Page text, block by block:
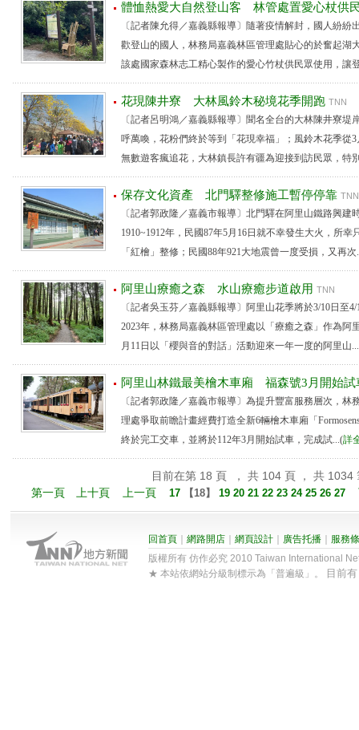
體恤熱愛大自然登山客 林管處置愛心杖供
〔記者陳允得／嘉義縣報導〕隨著疫情解封，國人紛紛
歡登山的國人，林務局嘉義林區管理處貼心的於奮起湖
該處國家森林志工精心製作的愛心竹杖供民眾使用，讓
花現陳井寮 大林風鈴木秘境花季開跑 TNN
〔記者呂明鴻／嘉義縣報導〕聞名全台的大林陳井寮堤
呼萬喚，花粉們終於等到「花現幸福」；風鈴木花季從
無數遊客瘋追花，大林鎮長許有疆為迎接到訪民眾，特
保存文化資產 北門驛整修施工暫停停靠 TNN
〔記者郭政隆／嘉義市報導〕北門驛在阿里山鐵路興建
1910~1912年，民國87年5月16日就不幸發生大火，所
「紅檜」整修；民國88年921大地震曾一度受損，又再次
阿里山療癒之森 水山療癒步道啟用 TNN
〔記者吳玉芬／嘉義縣報導〕阿里山花季將於3/10日至
2023年，林務局嘉義林區管理處以「療癒之森」作為阿
月11日以「櫻與音的對話」活動迎來一年一度的阿里山
阿里山林鐵最美檜木車廂 福森號3月開始試
〔記者郭政隆／嘉義市報導〕為提升豐富服務層次，林
理處爭取前瞻計畫經費打造全新6輛檜木車廂「
終於完工交車，並將於112年3月開始試車，完成試...(詳
目前在第 18 頁 ， 共 104 頁 ， 共 1034
第一頁
上十頁 上一頁 17 【18】 19 20 21 22 23 24 25 26 27
回首頁 網路開店 網頁設計 廣告托播
服務
版權所有 仿作必究 2010 Taiwan International
★ 本站依網站分級制標示為「普遍級」。
目前